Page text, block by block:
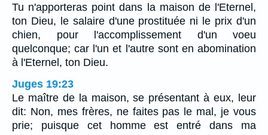
Tu n'apporteras point dans la maison de l'Eternel,
ton Dieu, le salaire d'une prostituée ni le prix d'un
chien, pour l'accomplissement d'un voeu
quelconque; car l'un et l'autre sont en abomination
à l'Eternel, ton Dieu.
Juges 19:23
Le maître de la maison, se présentant à eux, leur
dit: Non, mes frères, ne faites pas le mal, je vous
prie; puisque cet homme est entré dans ma